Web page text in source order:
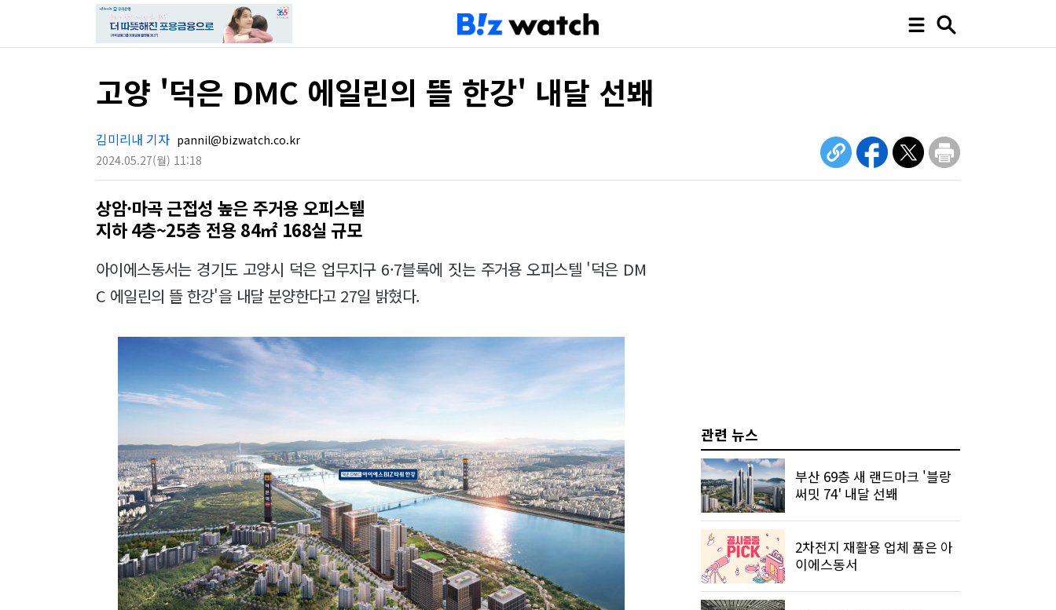
고양 '덕은 DMC 에일린의 뜰 한강' 내달 선봬
김미리내 기자 pannil@bizwatch.co.kr
2024.05.27(월) 11:18
상암·마곡 근접성 높은 주거용 오피스텔
지하 4층~25층 전용 84㎡ 168실 규모
아이에스동서는 경기도 고양시 덕은 업무지구 6·7블록에 짓는 주거용 오피스텔 '덕은 DM
C 에일린의 뜰 한강'을 내달 분양한다고 27일 밝혔다.
관련 뉴스
부산 69층 새 랜드마크 '블랑
써밋 74' 내달 선봬
2차전지 재활용 업체 품은 아
이에스동서